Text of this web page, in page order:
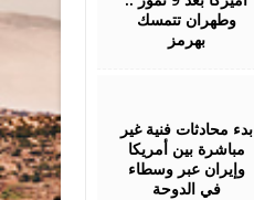
وطهران تتمسك
بهرمز
بدء محادثات فنية غير
مباشرة بين أمريكا
وإيران عبر وسطاء
في الدوحة